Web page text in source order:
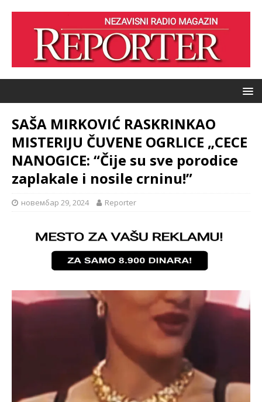
SAŠA MIRKOVIĆ RASKRINKAO
MISTERIJU ČUVENE OGRLICE „CECE
NANOGICE: “Čije su sve porodice
zaplakale i nosile crninu!”
новембар 29, 2024 Reporter